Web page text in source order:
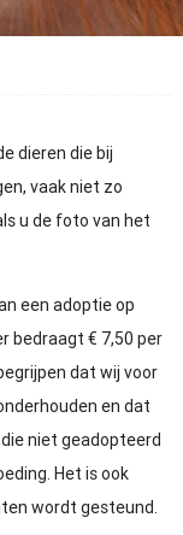
dieren die bij
vaak niet zo
u de foto van het
een adoptie op
bedraagt € 7,50 per
dat wij voor
en dat
niet geadopteerd
Het is ook
wordt gesteund.